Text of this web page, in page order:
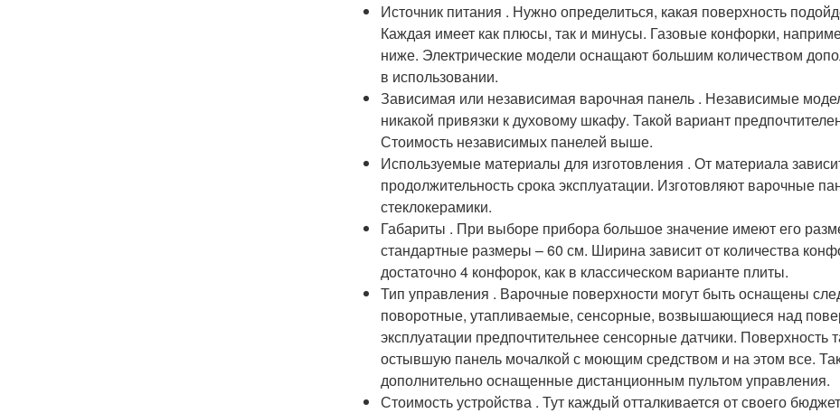
Источник питания . Нужно определиться, какая поверхность
Каждая имеет как плюсы, так и минусы. Газовые конфорки,
ниже. Электрические модели оснащают большим количеством
в использовании.
Зависимая или независимая варочная панель . Независимые
никакой привязки к духовому шкафу. Такой вариант
Стоимость независимых панелей выше.
Используемые материалы для изготовления . От материала
продолжительность срока эксплуатации. Изготовляют варочные
стеклокерамики.
Габариты . При выборе прибора большое значение имеют его
стандартные размеры – 60 см. Ширина зависит от количества
достаточно 4 конфорок, как в классическом варианте плиты.
Тип управления . Варочные поверхности могут быть оснащены
поворотные, утапливаемые, сенсорные, возвышающиеся над
эксплуатации предпочтительнее сенсорные датчики. Поверхность
остывшую панель мочалкой с моющим средством и на этом все.
дополнительно оснащенные дистанционным пультом управления.
Стоимость устройства . Тут каждый отталкивается от своего